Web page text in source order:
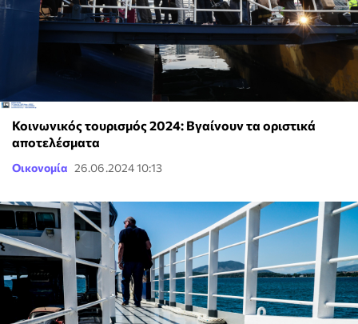
Κοινωνικός τουρισμός 2024: Βγαίνουν τα οριστικά
αποτελέσματα
Οικονομία 26.06.2024 10:13